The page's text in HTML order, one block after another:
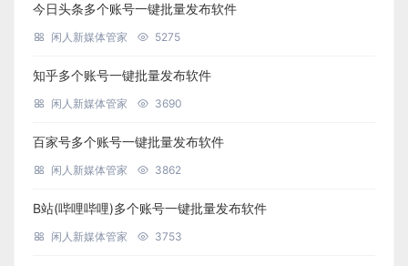
今日头条多个账号一键批量发布软件
闲人新媒体管家 5275
知乎多个账号一键批量发布软件
闲人新媒体管家 3690
百家号多个账号一键批量发布软件
闲人新媒体管家 3862
B站(哔哩哔哩)多个账号一键批量发布软件
闲人新媒体管家 3753